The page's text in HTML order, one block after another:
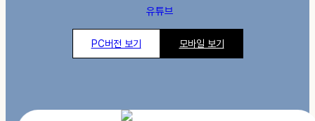
유튜브
PC버전 보기 모바일 보기